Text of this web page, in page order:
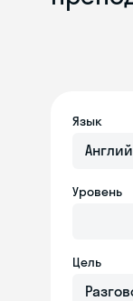
Язык
Уровень
Цель